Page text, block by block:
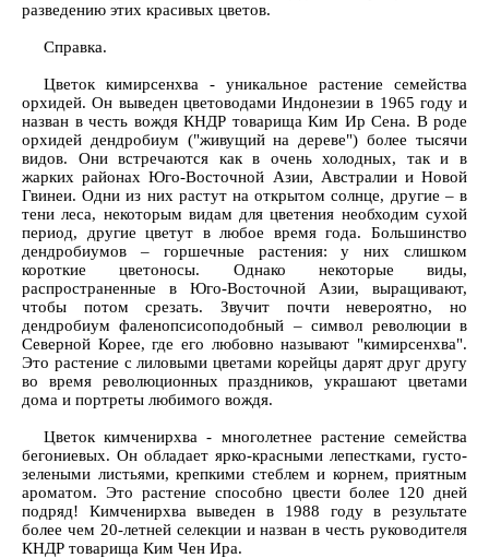
разведению этих красивых цветов.
Справка.
Цветок кимирсенхва - уникальное растение семейства
орхидей. Он выведен цветоводами Индонезии в 1965 году и
назван в честь вождя КНДР товарища Ким Ир Сена. В роде
орхидей дендробиум ("живущий на дереве") более тысячи
видов. Они встречаются как в очень холодных, так и в
жарких районах Юго-Восточной Азии, Австралии и Новой
Гвинеи. Одни из них растут на открытом солнце, другие – в
тени леса, некоторым видам для цветения необходим сухой
период, другие цветут в любое время года. Большинство
дендробиумов – горшечные растения: у них слишком
короткие цветоносы. Однако некоторые виды,
распространенные в Юго-Восточной Азии, выращивают,
чтобы потом срезать. Звучит почти невероятно, но
дендробиум фаленопсисоподобный – символ революции в
Северной Корее, где его любовно называют "кимирсенхва".
Это растение с лиловыми цветами корейцы дарят друг другу
во время революционных праздников, украшают цветами
дома и портреты любимого вождя.
Цветок кимченирхва - многолетнее растение семейства
бегониевых. Он обладает ярко-красными лепестками, густо-
зелеными листьями, крепкими стеблем и корнем, приятным
ароматом. Это растение способно цвести более 120 дней
подряд! Кимченирхва выведен в 1988 году в результате
более чем 20-летней селекции и назван в честь руководителя
КНДР товарища Ким Чен Ира.